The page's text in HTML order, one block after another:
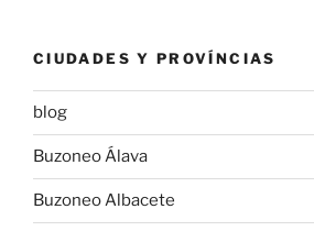
CIUDADES Y PROVÍNCIAS
blog
Buzoneo Álava
Buzoneo Albacete